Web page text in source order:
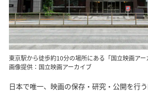
東京駅から徒歩約10分の場所にある「国立映画アー
画像提供：国立映画アーカイブ
日本で唯一、映画の保存・研究・公開を行